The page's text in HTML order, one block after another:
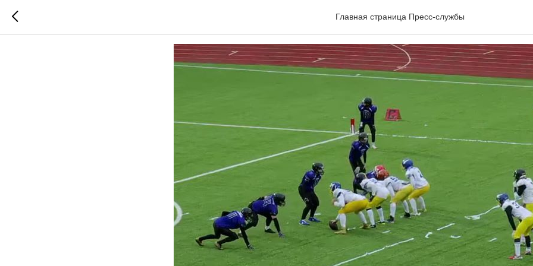
Главная страница Пресс-службы
Титулы – у «Спартака» и